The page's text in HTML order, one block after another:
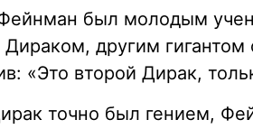
был молодым
другим
«Это второй Дирак,
точно был гением,